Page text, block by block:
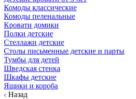
Комоды классические
Комоды пеленальные
Кровати домики
Полки детские
Стеллажи детские
Столы письменные детские и парты
Тумбы для детей
Шведская стенка
Шкафы детские
Ящики и короба
Назад